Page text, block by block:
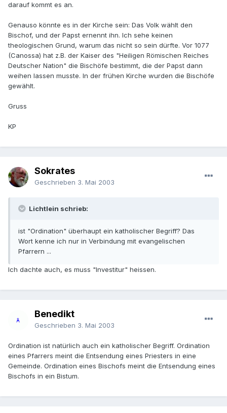
darauf kommt es an.
Genauso könnte es in der Kirche sein: Das Volk wählt den
Bischof, und der Papst ernennt ihn. Ich sehe keinen
theologischen Grund, warum das nicht so sein dürfte. Vor 1077
(Canossa) hat z.B. der Kaiser des "Heiligen Römischen Reiches
Deutscher Nation" die Bischöfe bestimmt, die der Papst dann
weihen lassen musste. In der frühen Kirche wurden die Bischöfe
gewählt.
Gruss
KP
Sokrates
Geschrieben 3. Mai 2003
Lichtlein schrieb:
ist "Ordination" überhaupt ein katholischer Begriff? Das
Wort kenne ich nur in Verbindung mit evangelischen
Pfarrern ...
Ich dachte auch, es muss "Investitur" heissen.
Benedikt
Geschrieben 3. Mai 2003
Ordination ist natürlich auch ein katholischer Begriff. Ordination
eines Pfarrers meint die Entsendung eines Priesters in eine
Gemeinde. Ordination eines Bischofs meint die Entsendung eines
Bischofs in ein Bistum.